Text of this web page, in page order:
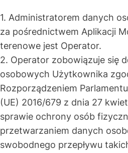
1. Administratorem danych
za pośrednictwem Aplikacji
terenowe jest Operator.
2. Operator zobowiązuje się
osobowych Użytkownika
Rozporządzeniem
(UE) 2016/679 z dnia 27
sprawie ochrony osób
przetwarzaniem danych
swobodnego przepływu